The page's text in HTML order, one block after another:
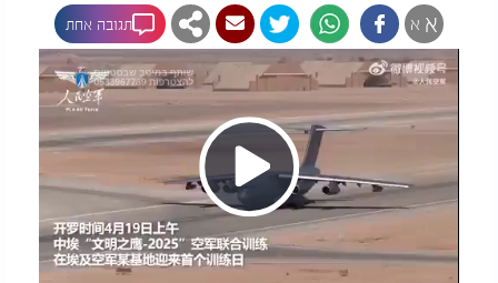
א א תגובה אחת
Play
להמשך קריאה